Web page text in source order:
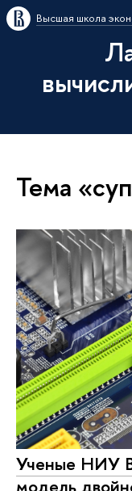
Высшая школа
Тема
Ученые НИУ